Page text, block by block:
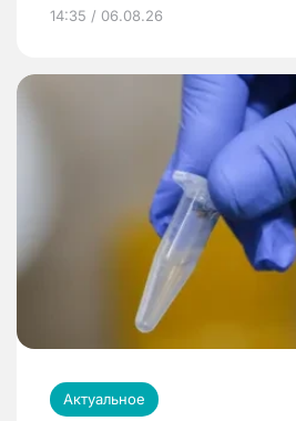
14:35 / 06.08.26
Актуальное